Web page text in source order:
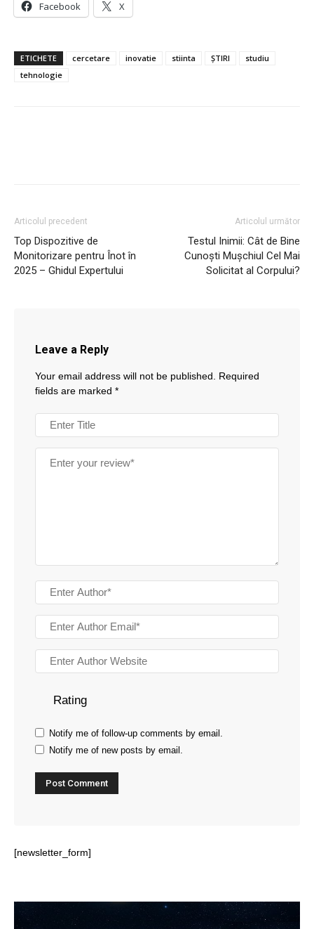
Facebook X
ETICHETE cercetare inovatie stiinta ȘTIRI
studiu
tehnologie
Articolul precedent
Top Dispozitive de
Monitorizare pentru Înot în
2025 – Ghidul Expertului
Articolul următor
Testul Inimii: Cât de Bine
Cunoști Mușchiul Cel Mai
Solicitat al Corpului?
Leave a Reply
Your email address will not be published.
Required
fields are marked *
Rating
Notify me of follow-up comments by email.
Notify me of new posts by email.
[newsletter_form]